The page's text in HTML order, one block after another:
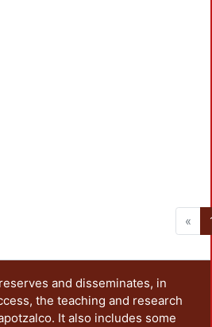
«
and disseminates, in
the teaching and research
It also includes some